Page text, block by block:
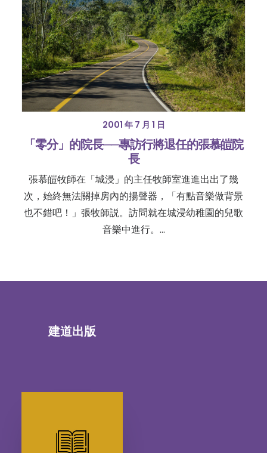
2001 年 7 月 1 日
「零分」的院長──專訪行將退任的張慕皚院
長
張慕皚牧師在「城浸」的主任牧師室進進出出了幾
次，始終無法關掉房內的揚聲器，「有點音樂做背景
也不錯吧！」張牧師説。訪問就在城浸幼稚園的兒歌
音樂中進行。…
建道出版